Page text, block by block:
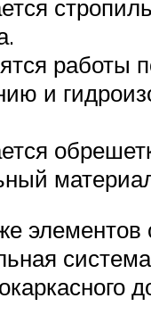
работы
и
элементов
система